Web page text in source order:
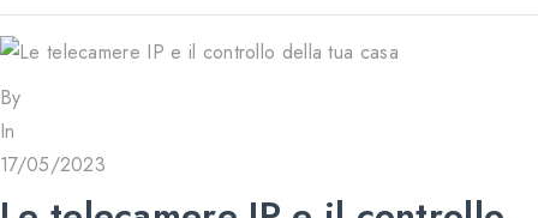
By
In
17/05/2023